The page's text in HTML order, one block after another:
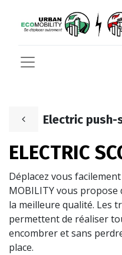
Electric
ELECTRIC
Déplacez vous
MOBILITY vous
la meilleure qualité. Les
permettent de réaliser
encombrer et sans
place.